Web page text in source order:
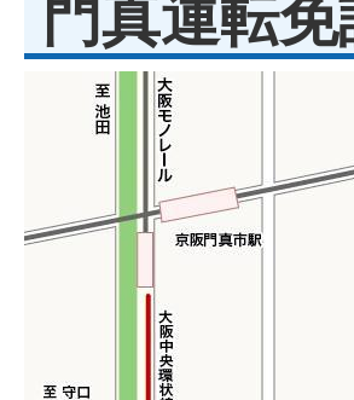
門真運転